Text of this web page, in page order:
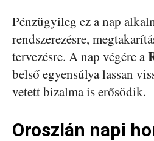
Pénzügyileg ez a nap
rendszerezésre,
tervezésre. A nap végére a
belső egyensúlya lassan
vetett bizalma is erősödik.
Oroszlán napi